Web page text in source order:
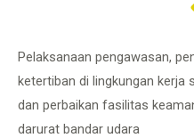
Pelaksanaan pengawasan,
ketertiban di lingkungan kerja
dan perbaikan fasilitas
darurat bandar udara